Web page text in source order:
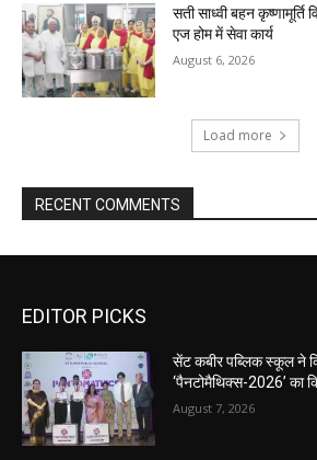
सती साध्वी बहन
एज होम में सेवा कार्य
August 6, 2026
Load more
RECENT COMMENTS
EDITOR PICKS
सेंट कबीर पब्लिक स्कूल ने
‘पैनटोमैथिक्स-2026’ का
August 7, 2026